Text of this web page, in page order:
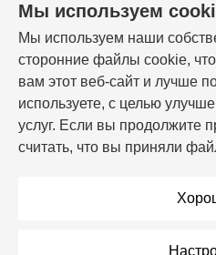
Мы используем
Мы используем наши
сторонние файлы cookie,
вам этот веб-сайт и лучше
используете, с целью
услуг. Если вы продолжите
считать, что вы приняли
+375(44) 541-80-80
info@i-ven.by
Мы в
Режим работы: